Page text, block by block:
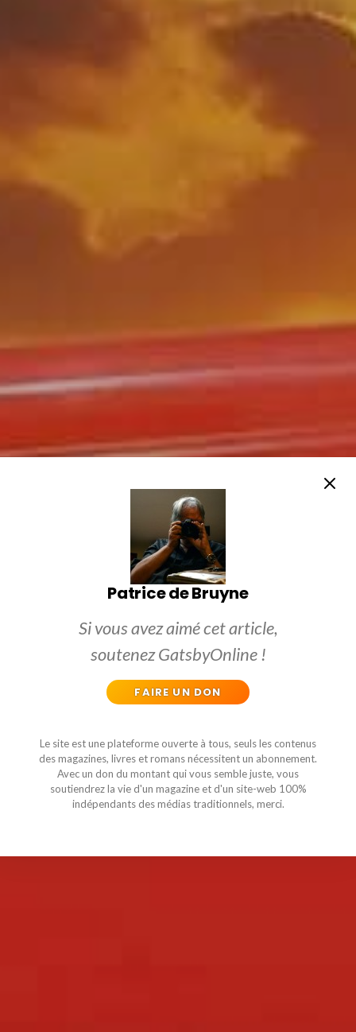
Patrice de Bruyne
Si vous avez aimé cet article,
soutenez GatsbyOnline !
FAIRE UN DON
Le site est une plateforme ouverte à tous, seuls les contenus
des magazines, livres et romans nécessitent un abonnement.
Avec un don du montant qui vous semble juste, vous
soutiendrez la vie d'un magazine et d'un site-web 100%
indépendants des médias traditionnels, merci.